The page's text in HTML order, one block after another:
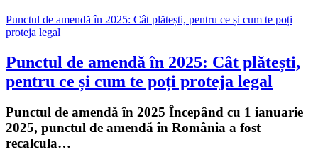
Punctul de amendă în 2025: Cât plătești, pentru ce și cum te poți
proteja legal
Punctul de amendă în 2025: Cât plătești,
pentru ce și cum te poți proteja legal
Punctul de amendă în 2025 Începând cu 1 ianuarie
2025, punctul de amendă în România a fost
recalcula…